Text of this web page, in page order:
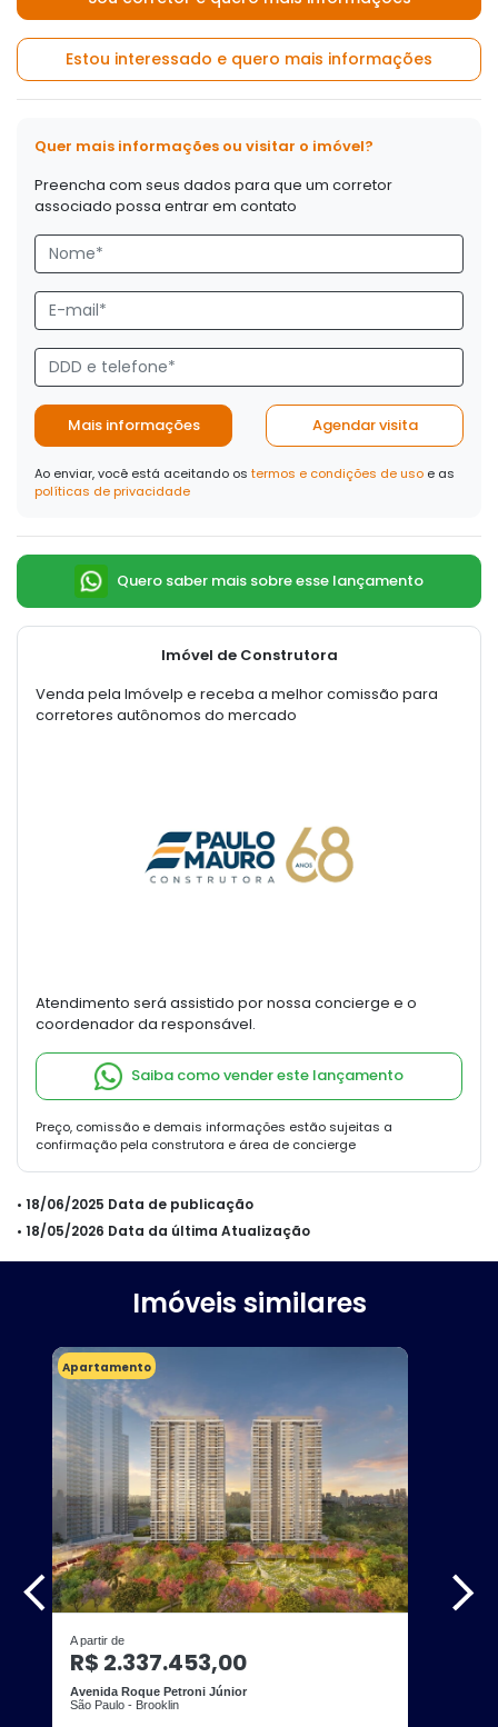
Estou interessado e quero mais informações
Quer mais informações ou visitar o imóvel?
Preencha com seus dados para que um corretor
associado possa entrar em contato
Mais informações Agendar visita
Ao enviar, você está aceitando os termos e condições de uso e as
políticas de privacidade
Quero saber mais sobre esse lançamento
Imóvel de Construtora
Venda pela Imóvelp e receba a melhor comissão para
corretores autônomos do mercado
Atendimento será assistido por nossa concierge e o
coordenador da responsável.
Saiba como vender este lançamento
Preço, comissão e demais informações estão sujeitas a
confirmação pela construtora e área de concierge
• 18/06/2025 Data de publicação
• 18/05/2026 Data da última Atualização
Imóveis similares
Apartamento
A partir de
R$ 2.337.453,00
Avenida Roque Petroni Júnior
São Paulo - Brooklin